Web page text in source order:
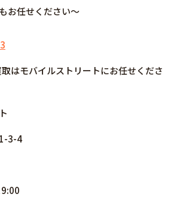
お任せください～
はモバイルストリートにお任せくださ
3-4